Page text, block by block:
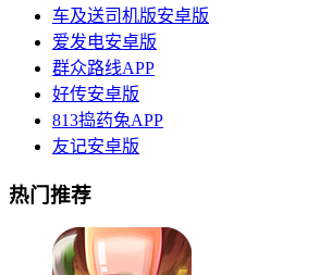
车及送司机版安卓版
爱发电安卓版
群众路线APP
好传安卓版
813捣药兔APP
友记安卓版
热门推荐